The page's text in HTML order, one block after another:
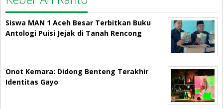
Siswa MAN 1 Aceh Besar Terbitkan Buku
Antologi Puisi Jejak di Tanah Rencong
Onot Kemara: Didong Benteng Terakhir
Identitas Gayo